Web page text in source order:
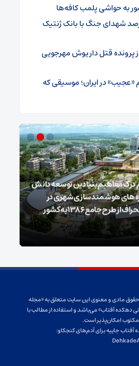
به حواشی پلمب کافه‌ها
۴۰ درصد شهدای جنگ با بانک ژنتیک
پرونده قتل داریوش مهرجویی
«عجیب» در ایران؛ موسیقی که
درک مفاهیم بنیادین توسعه دانش
هوشمندسازی شهری در
بن‌بست ماندند/انحراف از طرح جامع ۱۳۸۶ به کشور
مادی و معنوی این سایت متعلق به «مجله
دهکده آفتاب» می‌باشد و استفاده از مطالب با
مکتوب امکان‌پذیر است.
آفتاب جاییه برای آدم‌های کنجکاو: